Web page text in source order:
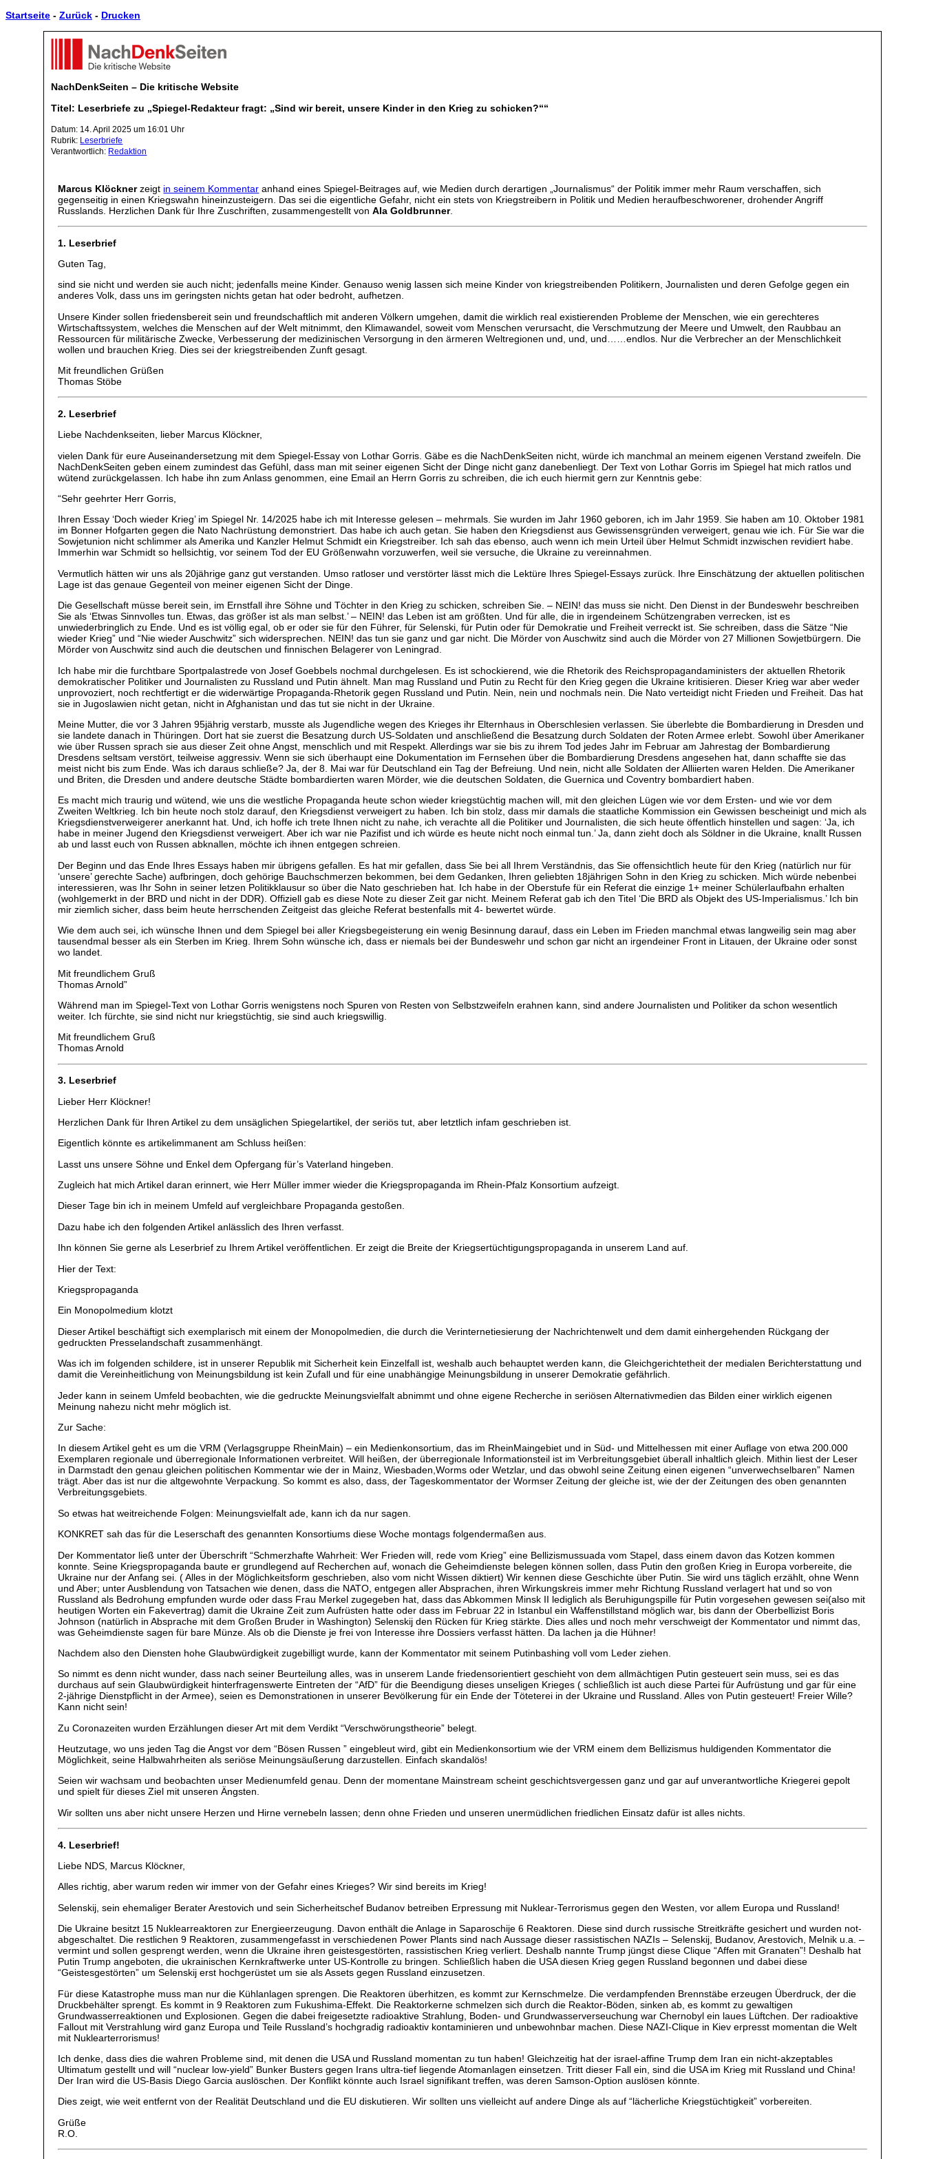
Startseite - Zurück - Drucken
NachDenkSeiten – Die kritische Website
Titel: Leserbriefe zu „Spiegel-Redakteur fragt: „Sind wir bereit, unsere Kinder in den Krieg zu schicken?““
Datum: 14. April 2025 um 16:01 Uhr
Rubrik: Leserbriefe
Verantwortlich: Redaktion
Marcus Klöcknerzeigt in seinem Kommentar anhand eines Spiegel-Beitrages auf, wie Medien durch derartigen „Journalismus“ der Politik immer mehr Raum verschaffen, sich
gegenseitig in einen Kriegswahn hineinzusteigern. Das sei die eigentliche Gefahr, nicht ein stets von Kriegstreibern in Politik und Medien heraufbeschworener, drohender Angriff
Russlands. Herzlichen Dank für Ihre Zuschriften, zusammengestellt vonAla Goldbrunner.
1. Leserbrief
Guten Tag,
sind sie nicht und werden sie auch nicht; jedenfalls meine Kinder. Genauso wenig lassen sich meine Kinder von kriegstreibenden Politikern, Journalisten und deren Gefolge gegen ein
anderes Volk, dass uns im geringsten nichts getan hat oder bedroht, aufhetzen.
Unsere Kinder sollen friedensbereit sein und freundschaftlich mit anderen Völkern umgehen, damit die wirklich real existierenden Probleme der Menschen, wie ein gerechteres
Wirtschaftssystem, welches die Menschen auf der Welt mitnimmt, den Klimawandel, soweit vom Menschen verursacht, die Verschmutzung der Meere und Umwelt, den Raubbau an
Ressourcen für militärische Zwecke, Verbesserung der medizinischen Versorgung in den ärmeren Weltregionen und, und, und……endlos. Nur die Verbrecher an der Menschlichkeit
wollen und brauchen Krieg. Dies sei der kriegstreibenden Zunft gesagt.
Mit freundlichen Grüßen
Thomas Stöbe
2. Leserbrief
Liebe Nachdenkseiten, lieber Marcus Klöckner,
vielen Dank für eure Auseinandersetzung mit dem Spiegel-Essay von Lothar Gorris. Gäbe es die NachDenkSeiten nicht, würde ich manchmal an meinem eigenen Verstand zweifeln. Die
NachDenkSeiten geben einem zumindest das Gefühl, dass man mit seiner eigenen Sicht der Dinge nicht ganz danebenliegt. Der Text von Lothar Gorris im Spiegel hat mich ratlos und
wütend zurückgelassen. Ich habe ihn zum Anlass genommen, eine Email an Herrn Gorris zu schreiben, die ich euch hiermit gern zur Kenntnis gebe:
“Sehr geehrter Herr Gorris,
Ihren Essay ‘Doch wieder Krieg’ im Spiegel Nr. 14/2025 habe ich mit Interesse gelesen – mehrmals. Sie wurden im Jahr 1960 geboren, ich im Jahr 1959. Sie haben am 10. Oktober 1981
im Bonner Hofgarten gegen die Nato Nachrüstung demonstriert. Das habe ich auch getan. Sie haben den Kriegsdienst aus Gewissensgründen verweigert, genau wie ich. Für Sie war die
Sowjetunion nicht schlimmer als Amerika und Kanzler Helmut Schmidt ein Kriegstreiber. Ich sah das ebenso, auch wenn ich mein Urteil über Helmut Schmidt inzwischen revidiert habe.
Immerhin war Schmidt so hellsichtig, vor seinem Tod der EU Größenwahn vorzuwerfen, weil sie versuche, die Ukraine zu vereinnahmen.
Vermutlich hätten wir uns als 20jährige ganz gut verstanden. Umso ratloser und verstörter lässt mich die Lektüre Ihres Spiegel-Essays zurück. Ihre Einschätzung der aktuellen politischen
Lage ist das genaue Gegenteil von meiner eigenen Sicht der Dinge.
Die Gesellschaft müsse bereit sein, im Ernstfall ihre Söhne und Töchter in den Krieg zu schicken, schreiben Sie. – NEIN! das muss sie nicht. Den Dienst in der Bundeswehr beschreiben
Sie als ‘Etwas Sinnvolles tun. Etwas, das größer ist als man selbst.’ – NEIN! das Leben ist am größten. Und für alle, die in irgendeinem Schützengraben verrecken, ist es
unwiederbringlich zu Ende. Und es ist völlig egal, ob er oder sie für den Führer, für Selenski, für Putin oder für Demokratie und Freiheit verreckt ist. Sie schreiben, dass die Sätze “Nie
wieder Krieg” und “Nie wieder Auschwitz” sich widersprechen. NEIN! das tun sie ganz und gar nicht. Die Mörder von Auschwitz sind auch die Mörder von 27 Millionen Sowjetbürgern. Die
Mörder von Auschwitz sind auch die deutschen und finnischen Belagerer von Leningrad.
Ich habe mir die furchtbare Sportpalastrede von Josef Goebbels nochmal durchgelesen. Es ist schockierend, wie die Rhetorik des Reichspropagandaministers der aktuellen Rhetorik
demokratischer Politiker und Journalisten zu Russland und Putin ähnelt. Man mag Russland und Putin zu Recht für den Krieg gegen die Ukraine kritisieren. Dieser Krieg war aber weder
unprovoziert, noch rechtfertigt er die widerwärtige Propaganda-Rhetorik gegen Russland und Putin. Nein, nein und nochmals nein. Die Nato verteidigt nicht Frieden und Freiheit. Das hat
sie in Jugoslawien nicht getan, nicht in Afghanistan und das tut sie nicht in der Ukraine.
Meine Mutter, die vor 3 Jahren 95jährig verstarb, musste als Jugendliche wegen des Krieges ihr Elternhaus in Oberschlesien verlassen. Sie überlebte die Bombardierung in Dresden und
sie landete danach in Thüringen. Dort hat sie zuerst die Besatzung durch US-Soldaten und anschließend die Besatzung durch Soldaten der Roten Armee erlebt. Sowohl über Amerikaner
wie über Russen sprach sie aus dieser Zeit ohne Angst, menschlich und mit Respekt. Allerdings war sie bis zu ihrem Tod jedes Jahr im Februar am Jahrestag der Bombardierung
Dresdens seltsam verstört, teilweise aggressiv. Wenn sie sich überhaupt eine Dokumentation im Fernsehen über die Bombardierung Dresdens angesehen hat, dann schaffte sie das
meist nicht bis zum Ende. Was ich daraus schließe? Ja, der 8. Mai war für Deutschland ein Tag der Befreiung. Und nein, nicht alle Soldaten der Alliierten waren Helden. Die Amerikaner
und Briten, die Dresden und andere deutsche Städte bombardierten waren Mörder, wie die deutschen Soldaten, die Guernica und Coventry bombardiert haben.
Es macht mich traurig und wütend, wie uns die westliche Propaganda heute schon wieder kriegstüchtig machen will, mit den gleichen Lügen wie vor dem Ersten- und wie vor dem
Zweiten Weltkrieg. Ich bin heute noch stolz darauf, den Kriegsdienst verweigert zu haben. Ich bin stolz, dass mir damals die staatliche Kommission ein Gewissen bescheinigt und mich als
Kriegsdienstverweigerer anerkannt hat. Und, ich hoffe ich trete Ihnen nicht zu nahe, ich verachte all die Politiker und Journalisten, die sich heute öffentlich hinstellen und sagen: ‘Ja, ich
habe in meiner Jugend den Kriegsdienst verweigert. Aber ich war nie Pazifist und ich würde es heute nicht noch einmal tun.’ Ja, dann zieht doch als Söldner in die Ukraine, knallt Russen
ab und lasst euch von Russen abknallen, möchte ich ihnen entgegen schreien.
Der Beginn und das Ende Ihres Essays haben mir übrigens gefallen. Es hat mir gefallen, dass Sie bei all Ihrem Verständnis, das Sie offensichtlich heute für den Krieg (natürlich nur für
‘unsere’ gerechte Sache) aufbringen, doch gehörige Bauchschmerzen bekommen, bei dem Gedanken, Ihren geliebten 18jährigen Sohn in den Krieg zu schicken. Mich würde nebenbei
interessieren, was Ihr Sohn in seiner letzen Politikklausur so über die Nato geschrieben hat. Ich habe in der Oberstufe für ein Referat die einzige 1+ meiner Schülerlaufbahn erhalten
(wohlgemerkt in der BRD und nicht in der DDR). Offiziell gab es diese Note zu dieser Zeit gar nicht. Meinem Referat gab ich den Titel ‘Die BRD als Objekt des US-Imperialismus.’ Ich bin
mir ziemlich sicher, dass beim heute herrschenden Zeitgeist das gleiche Referat bestenfalls mit 4- bewertet würde.
Wie dem auch sei, ich wünsche Ihnen und dem Spiegel bei aller Kriegsbegeisterung ein wenig Besinnung darauf, dass ein Leben im Frieden manchmal etwas langweilig sein mag aber
tausendmal besser als ein Sterben im Krieg. Ihrem Sohn wünsche ich, dass er niemals bei der Bundeswehr und schon gar nicht an irgendeiner Front in Litauen, der Ukraine oder sonst
wo landet.
Mit freundlichem Gruß
Thomas Arnold”
Während man im Spiegel-Text von Lothar Gorris wenigstens noch Spuren von Resten von Selbstzweifeln erahnen kann, sind andere Journalisten und Politiker da schon wesentlich
weiter. Ich fürchte, sie sind nicht nur kriegstüchtig, sie sind auch kriegswillig.
Mit freundlichem Gruß
Thomas Arnold
3. Leserbrief
Lieber Herr Klöckner!
Herzlichen Dank für Ihren Artikel zu dem unsäglichen Spiegelartikel, der seriös tut, aber letztlich infam geschrieben ist.
Eigentlich könnte es artikelimmanent am Schluss heißen:
Lasst uns unsere Söhne und Enkel dem Opfergang für’s Vaterland hingeben.
Zugleich hat mich Artikel daran erinnert, wie Herr Müller immer wieder die Kriegspropaganda im Rhein-Pfalz Konsortium aufzeigt.
Dieser Tage bin ich in meinem Umfeld auf vergleichbare Propaganda gestoßen.
Dazu habe ich den folgenden Artikel anlässlich des Ihren verfasst.
Ihn können Sie gerne als Leserbrief zu Ihrem Artikel veröffentlichen. Er zeigt die Breite der Kriegsertüchtigungspropaganda in unserem Land auf.
Hier der Text:
Kriegspropaganda
Ein Monopolmedium klotzt
Dieser Artikel beschäftigt sich exemplarisch mit einem der Monopolmedien, die durch die Verinternetiesierung der Nachrichtenwelt und dem damit einhergehenden Rückgang der
gedruckten Presselandschaft zusammenhängt.
Was ich im folgenden schildere, ist in unserer Republik mit Sicherheit kein Einzelfall ist, weshalb auch behauptet werden kann, die Gleichgerichtetheit der medialen Berichterstattung und
damit die Vereinheitlichung von Meinungsbildung ist kein Zufall und für eine unabhängige Meinungsbildung in unserer Demokratie gefährlich.
Jeder kann in seinem Umfeld beobachten, wie die gedruckte Meinungsvielfalt abnimmt und ohne eigene Recherche in seriösen Alternativmedien das Bilden einer wirklich eigenen
Meinung nahezu nicht mehr möglich ist.
Zur Sache:
In diesem Artikel geht es um die VRM (Verlagsgruppe RheinMain) – ein Medienkonsortium, das im RheinMaingebiet und in Süd- und Mittelhessen mit einer Auflage von etwa 200.000
Exemplaren regionale und überregionale Informationen verbreitet. Will heißen, der überregionale Informationsteil ist im Verbreitungsgebiet überall inhaltlich gleich. Mithin liest der Leser
in Darmstadt den genau gleichen politischen Kommentar wie der in Mainz, Wiesbaden,Worms oder Wetzlar, und das obwohl seine Zeitung einen eigenen “unverwechselbaren” Namen
trägt. Aber das ist nur die altgewohnte Verpackung. So kommt es also, dass, der Tageskommentator der Wormser Zeitung der gleiche ist, wie der der Zeitungen des oben genannten
Verbreitungsgebiets.
So etwas hat weitreichende Folgen: Meinungsvielfalt ade, kann ich da nur sagen.
KONKRET sah das für die Leserschaft des genannten Konsortiums diese Woche montags folgendermaßen aus.
Der Kommentator ließ unter der Überschrift “Schmerzhafte Wahrheit: Wer Frieden will, rede vom Krieg” eine Bellizismussuada vom Stapel, dass einem davon das Kotzen kommen
konnte. Seine Kriegspropaganda baute er grundlegend auf Recherchen auf, wonach die Geheimdienste belegen können sollen, dass Putin den großen Krieg in Europa vorbereite, die
Ukraine nur der Anfang sei. ( Alles in der Möglichkeitsform geschrieben, also vom nicht Wissen diktiert) Wir kennen diese Geschichte über Putin. Sie wird uns täglich erzählt, ohne Wenn
und Aber; unter Ausblendung von Tatsachen wie denen, dass die NATO, entgegen aller Absprachen, ihren Wirkungskreis immer mehr Richtung Russland verlagert hat und so von
Russland als Bedrohung empfunden wurde oder dass Frau Merkel zugegeben hat, dass das Abkommen Minsk II lediglich als Beruhigungspille für Putin vorgesehen gewesen sei(also mit
heutigen Worten ein Fakevertrag) damit die Ukraine Zeit zum Aufrüsten hatte oder dass im Februar 22 in Istanbul ein Waffenstillstand möglich war, bis dann der Oberbellizist Boris
Johnson (natürlich in Absprache mit dem Großen Bruder in Washington) Selenskij den Rücken für Krieg stärkte. Dies alles und noch mehr verschweigt der Kommentator und nimmt das,
was Geheimdienste sagen für bare Münze. Als ob die Dienste je frei von Interesse ihre Dossiers verfasst hätten. Da lachen ja die Hühner!
Nachdem also den Diensten hohe Glaubwürdigkeit zugebilligt wurde, kann der Kommentator mit seinem Putinbashing voll vom Leder ziehen.
So nimmt es denn nicht wunder, dass nach seiner Beurteilung alles, was in unserem Lande friedensorientiert geschieht von dem allmächtigen Putin gesteuert sein muss, sei es das
durchaus auf sein Glaubwürdigkeit hinterfragenswerte Eintreten der “AfD” für die Beendigung dieses unseligen Krieges ( schließlich ist auch diese Partei für Aufrüstung und gar für eine
2-jährige Dienstpflicht in der Armee), seien es Demonstrationen in unserer Bevölkerung für ein Ende der Töteterei in der Ukraine und Russland. Alles von Putin gesteuert! Freier Wille?
Kann nicht sein!
Zu Coronazeiten wurden Erzählungen dieser Art mit dem Verdikt “Verschwörungstheorie” belegt.
Heutzutage, wo uns jeden Tag die Angst vor dem “Bösen Russen ” eingebleut wird, gibt ein Medienkonsortium wie der VRM einem dem Bellizismus huldigenden Kommentator die
Möglichkeit, seine Halbwahrheiten als seriöse Meinungsäußerung darzustellen. Einfach skandalös!
Seien wir wachsam und beobachten unser Medienumfeld genau. Denn der momentane Mainstream scheint geschichtsvergessen ganz und gar auf unverantwortliche Kriegerei gepolt
und spielt für dieses Ziel mit unseren Ängsten.
Wir sollten uns aber nicht unsere Herzen und Hirne vernebeln lassen; denn ohne Frieden und unseren unermüdlichen friedlichen Einsatz dafür ist alles nichts.
4. Leserbrief!
Liebe NDS, Marcus Klöckner,
Alles richtig, aber warum reden wir immer von der Gefahr eines Krieges? Wir sind bereits im Krieg!
Selenskij, sein ehemaliger Berater Arestovich und sein Sicherheitschef Budanov betreiben Erpressung mit Nuklear-Terrorismus gegen den Westen, vor allem Europa und Russland!
Die Ukraine besitzt 15 Nuklearreaktoren zur Energieerzeugung. Davon enthält die Anlage in Saparoschije 6 Reaktoren. Diese sind durch russische Streitkräfte gesichert und wurden not-
abgeschaltet. Die restlichen 9 Reaktoren, zusammengefasst in verschiedenen Power Plants sind nach Aussage dieser rassistischen NAZIs – Selenskij, Budanov, Arestovich, Melnik u.a. –
vermint und sollen gesprengt werden, wenn die Ukraine ihren geistesgestörten, rassistischen Krieg verliert. Deshalb nannte Trump jüngst diese Clique “Affen mit Granaten”! Deshalb hat
Putin Trump angeboten, die ukrainischen Kernkraftwerke unter US-Kontrolle zu bringen. Schließlich haben die USA diesen Krieg gegen Russland begonnen und dabei diese
“Geistesgestörten” um Selenskij erst hochgerüstet um sie als Assets gegen Russland einzusetzen.
Für diese Katastrophe muss man nur die Kühlanlagen sprengen. Die Reaktoren überhitzen, es kommt zur Kernschmelze. Die verdampfenden Brennstäbe erzeugen Überdruck, der die
Druckbehälter sprengt. Es kommt in 9 Reaktoren zum Fukushima-Effekt. Die Reaktorkerne schmelzen sich durch die Reaktor-Böden, sinken ab, es kommt zu gewaltigen
Grundwasserreaktionen und Explosionen. Gegen die dabei freigesetzte radioaktive Strahlung, Boden- und Grundwasserverseuchung war Chernobyl ein laues Lüftchen. Der radioaktive
Fallout mit Verstrahlung wird ganz Europa und Teile Russland’s hochgradig radioaktiv kontaminieren und unbewohnbar machen. Diese NAZI-Clique in Kiev erpresst momentan die Welt
mit Nuklearterrorismus!
Ich denke, dass dies die wahren Probleme sind, mit denen die USA und Russland momentan zu tun haben! Gleichzeitig hat der israel-affine Trump dem Iran ein nicht-akzeptables
Ultimatum gestellt und will “nuclear low-yield” Bunker Busters gegen Irans ultra-tief liegende Atomanlagen einsetzen. Tritt dieser Fall ein, sind die USA im Krieg mit Russland und China!
Der Iran wird die US-Basis Diego Garcia auslöschen. Der Konflikt könnte auch Israel signifikant treffen, was deren Samson-Option auslösen könnte.
Dies zeigt, wie weit entfernt von der Realität Deutschland und die EU diskutieren. Wir sollten uns vielleicht auf andere Dinge als auf “lächerliche Kriegstüchtigkeit” vorbereiten.
Grüße
R.O.